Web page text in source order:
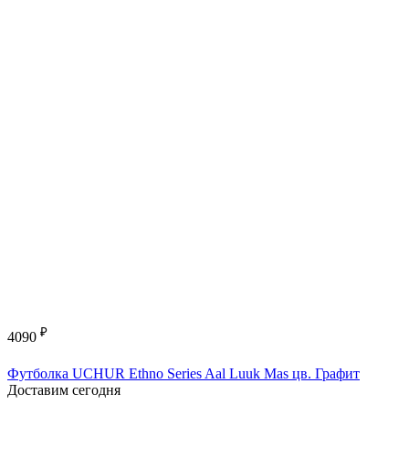
4090 ₽
Футболка UCHUR Ethno Series Aal Luuk Mas цв. Графит
Доставим сегодня